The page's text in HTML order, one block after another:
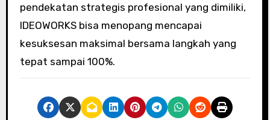
pendekatan strategis profesional yang dimiliki,
IDEOWORKS bisa menopang mencapai
kesuksesan maksimal bersama langkah yang
tepat sampai 100%.